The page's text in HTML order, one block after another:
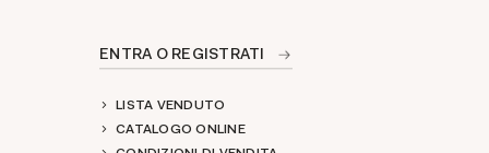
ENTRA O REGISTRATI
LISTA VENDUTO
CATALOGO ONLINE